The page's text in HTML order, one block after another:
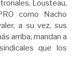
Lousteau,
como Nacho
a su vez, sus
arriba, mandan a
que los